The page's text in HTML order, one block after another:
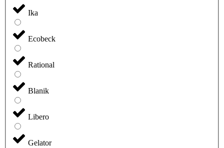
Ika
Ecobeck
Rational
Blanik
Libero
Gelator